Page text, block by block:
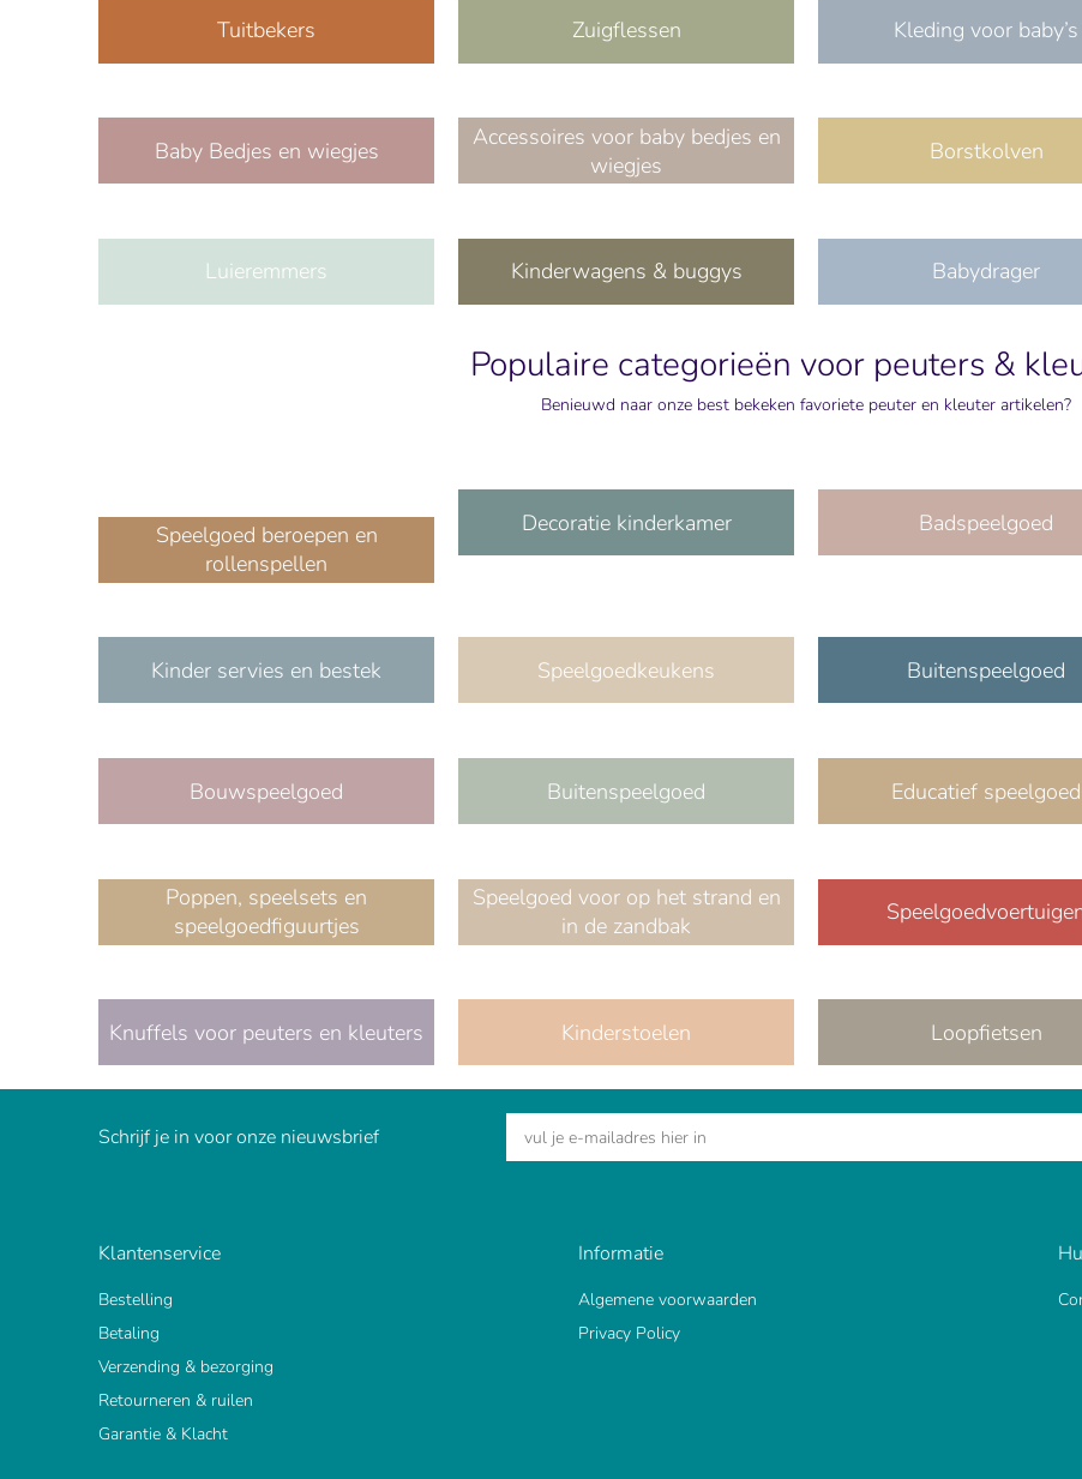
Tuitbekers Zuigflessen Kleding voor baby’s
Baby Bedjes en wiegjes
Accessoires voor baby bedjes en
wiegjes
Borstkolven
Luieremmers Kinderwagens & buggys Babydrager
Populaire categorieën voor peuters &
Benieuwd naar onze best bekeken favoriete peuter en kleuter artikelen?
Speelgoed beroepen en
rollenspellen
Decoratie kinderkamer Badspeelgoed
Kinder servies en bestek Speelgoedkeukens Buitenspeelgoed
Bouwspeelgoed Buitenspeelgoed Educatief speelgoed
Poppen, speelsets en
speelgoedfiguurtjes
Speelgoed voor op het strand en
in de zandbak
Knuffels voor peuters en kleuters Kinderstoelen Loopfietsen
Schrijf je in voor onze nieuwsbrief
Klantenservice
Bestelling
Betaling
Verzending & bezorging
Retourneren & ruilen
Garantie & Klacht
Informatie
Algemene voorwaarden
Privacy Policy